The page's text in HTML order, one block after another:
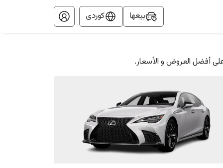
بيعها کوردی
أفضل العروض و الأسعار.